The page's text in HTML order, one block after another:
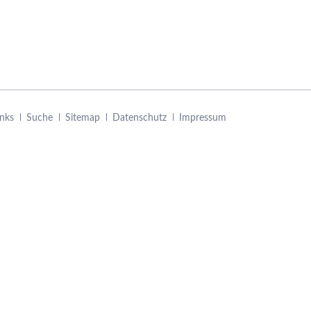
Suche Sitemap Datenschutz Impressum